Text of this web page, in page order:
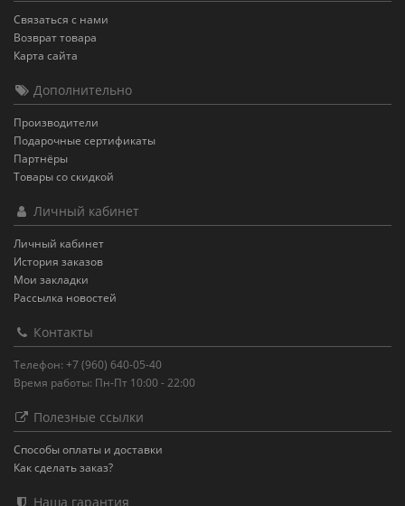
Связаться с нами
Возврат товара
Карта сайта
Дополнительно
Производители
Подарочные сертификаты
Партнёры
Товары со скидкой
Личный кабинет
Личный кабинет
История заказов
Мои закладки
Рассылка новостей
Контакты
Телефон: +7 (960) 640-05-40
Время работы: Пн-Пт 10:00 - 22:00
Полезные ссылки
Способы оплаты и доставки
Как сделать заказ?
Наша гарантия